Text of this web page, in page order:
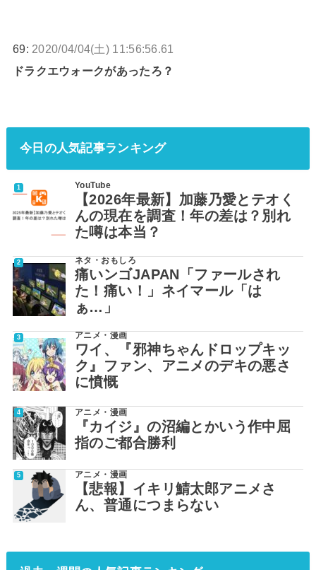
69: 2020/04/04(土) 11:56:56.61
ドラクエウォークがあったろ？
今日の人気記事ランキング
YouTube
【2026年最新】加藤乃愛とテオく
んの現在を調査！年の差は？別れ
た噂は本当？
ネタ・おもしろ
痛いンゴJAPAN「ファールされ
た！痛い！」ネイマール「は
ぁ…」
アニメ・漫画
ワイ、『邪神ちゃんドロップキッ
ク』ファン、アニメのデキの悪さ
に憤慨
アニメ・漫画
『カイジ』の沼編とかいう作中屈
指のご都合勝利
アニメ・漫画
【悲報】イキリ鯖太郎アニメさ
ん、普通につまらない